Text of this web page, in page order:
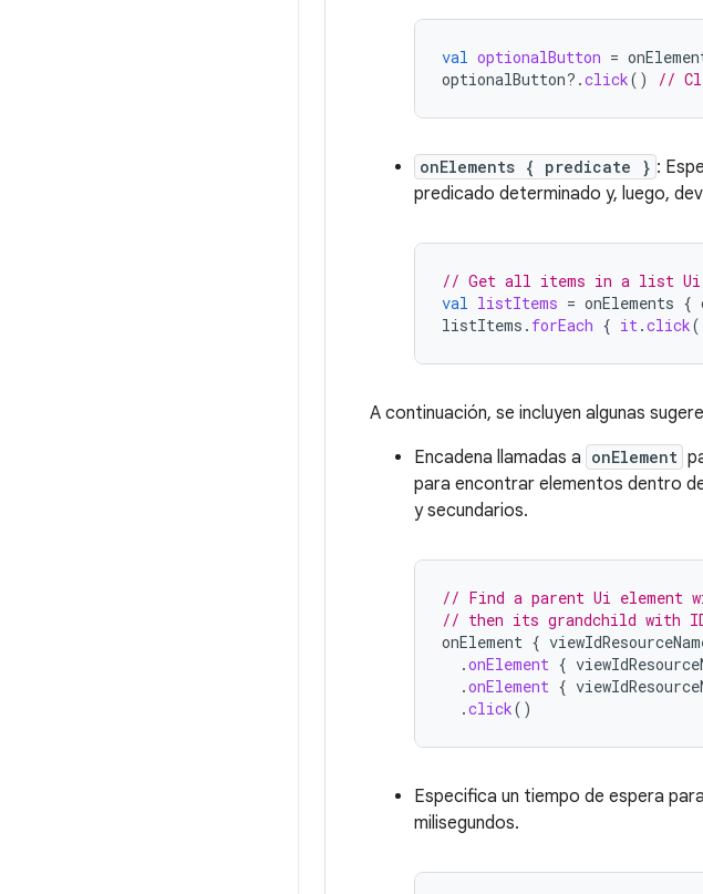
val optionalButton =
optionalButton?.click() //
onElements { predicate } :
predicado determinado y, luego,
// Get all items in a list Ui
val listItems = onElements {
listItems . forEach { it.click
A continuación, se incluyen algunas
Encadena llamadas a onElement
para encontrar elementos dentro
y secundarios.
// Find a parent Ui
// then its grandchild with
onElement {
.onElement {
.onElement {
.click()
Especifica un tiempo de espera
milisegundos.